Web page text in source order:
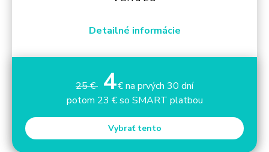
Detailné informácie
25 € 4€ na prvých 30 dní
potom 23 € so SMART platbou
Vybrať tento